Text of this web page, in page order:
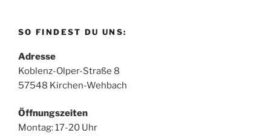
SO FINDEST DU UNS:
Adresse
Koblenz-Olper-Straße 8
57548 Kirchen-Wehbach
Öffnungszeiten
Montag: 17-20 Uhr